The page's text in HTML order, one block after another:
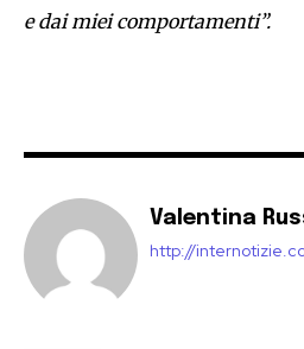
e dai miei comportamenti”.
Valentina
http://